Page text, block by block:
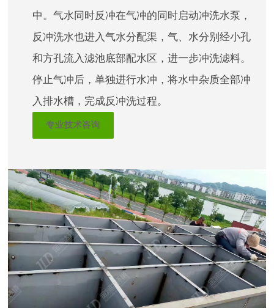
中。气水同时反冲在气冲的同时启动冲洗水泵，
反冲洗水也进入气水分配渠，气、水分别经小孔
和方孔流入滤池底部配水区，进一步冲洗滤料。
停止气冲后，单独进行水冲，将水中杂质全部冲
入排水槽，完成反冲洗过程。
专业技术咨询